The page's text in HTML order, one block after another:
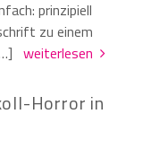
prinzipiell
zu einem
weiterlesen
Horror in